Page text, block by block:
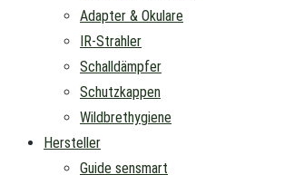
Adapter & Okulare
IR-Strahler
Schalldämpfer
Schutzkappen
Wildbrethygiene
Hersteller
Guide sensmart